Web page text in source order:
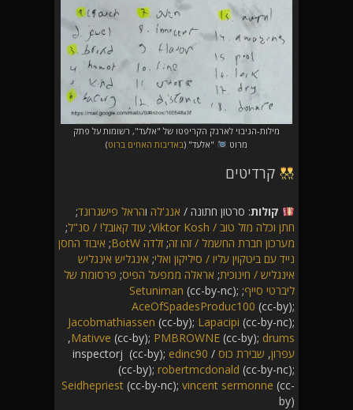
מילות-הגיבוי לארנק הקריפטו של "אלעד", רשומות על פתק
מרוט
"אלעד" (באדיבות האחים ברוט)
קרדיטים
קולות: סרטון חתונה / אנג'להוהראל פישגרונד;
חתן וכלה מזל טוב / Viktor Kosh
; עוד קאובל! / סנ"ל;
מערכון חברת החשמל / זהו זה; זלדה BotW ; איבוד החסן
נייד עם ביטקוין עליו / סיליקון ואלי; אינגליש אינגליש
אינגליש / חינוכית; אראלה ממפעל הפיס; פרסומת של
ליברטי סייף;
Setuniman (cc-by-nc);
AceOfSpadesProduc100 (cc-by);
Jacobmathiassen (cc-by); Lapacipi (cc-by-nc);
Mativve (cc-by); PMBROWNE (cc-by); drums
,
עפרון, שבירת כוס / inspectorj (cc-by);
edinc90
(cc-by); robertmcdonald (cc-by-nc);
Seidhepriest (cc-by-nc); vincent sermonne (cc-
by)